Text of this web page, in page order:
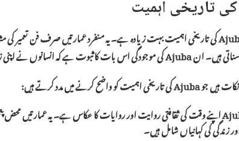
کی تاریخی اہمیت بہت زیادہ ہے۔ یہ منفرد عمارتیں صرف فن تعمیر کی
ہیں۔ انAjubaکی موجودگی اس بات کا ثبوت ہے کہ انسانوں نے اپنی
ہیں جوAjubaکی تاریخی اہمیت کو واضح کرنے میں مدد کرتے ہیں:
اپنے وقت کی ثقافتی روایت اور روایات کا عکاس ہے۔ یہ عمارتیں محض
زندگی کی کہانیاں شامل ہیں۔